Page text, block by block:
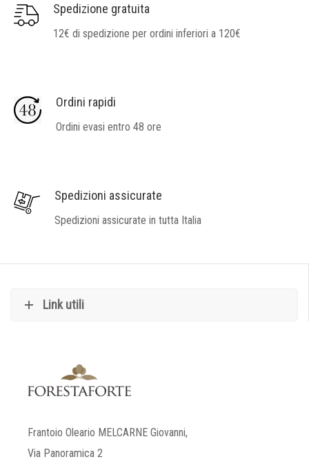
Spedizione gratuita
12€ di spedizione per ordini inferiori a 120€
Ordini rapidi
Ordini evasi entro 48 ore
Spedizioni assicurate
Spedizioni assicurate in tutta Italia
Link utili
Frantoio Oleario MELCARNE Giovanni,
Via Panoramica 2